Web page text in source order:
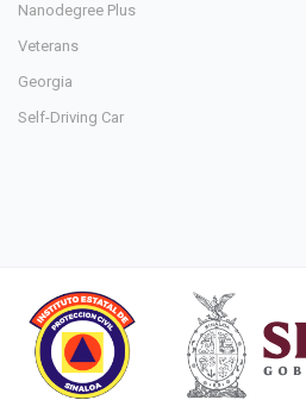
Nanodegree Plus
Veterans
Georgia
Self-Driving Car